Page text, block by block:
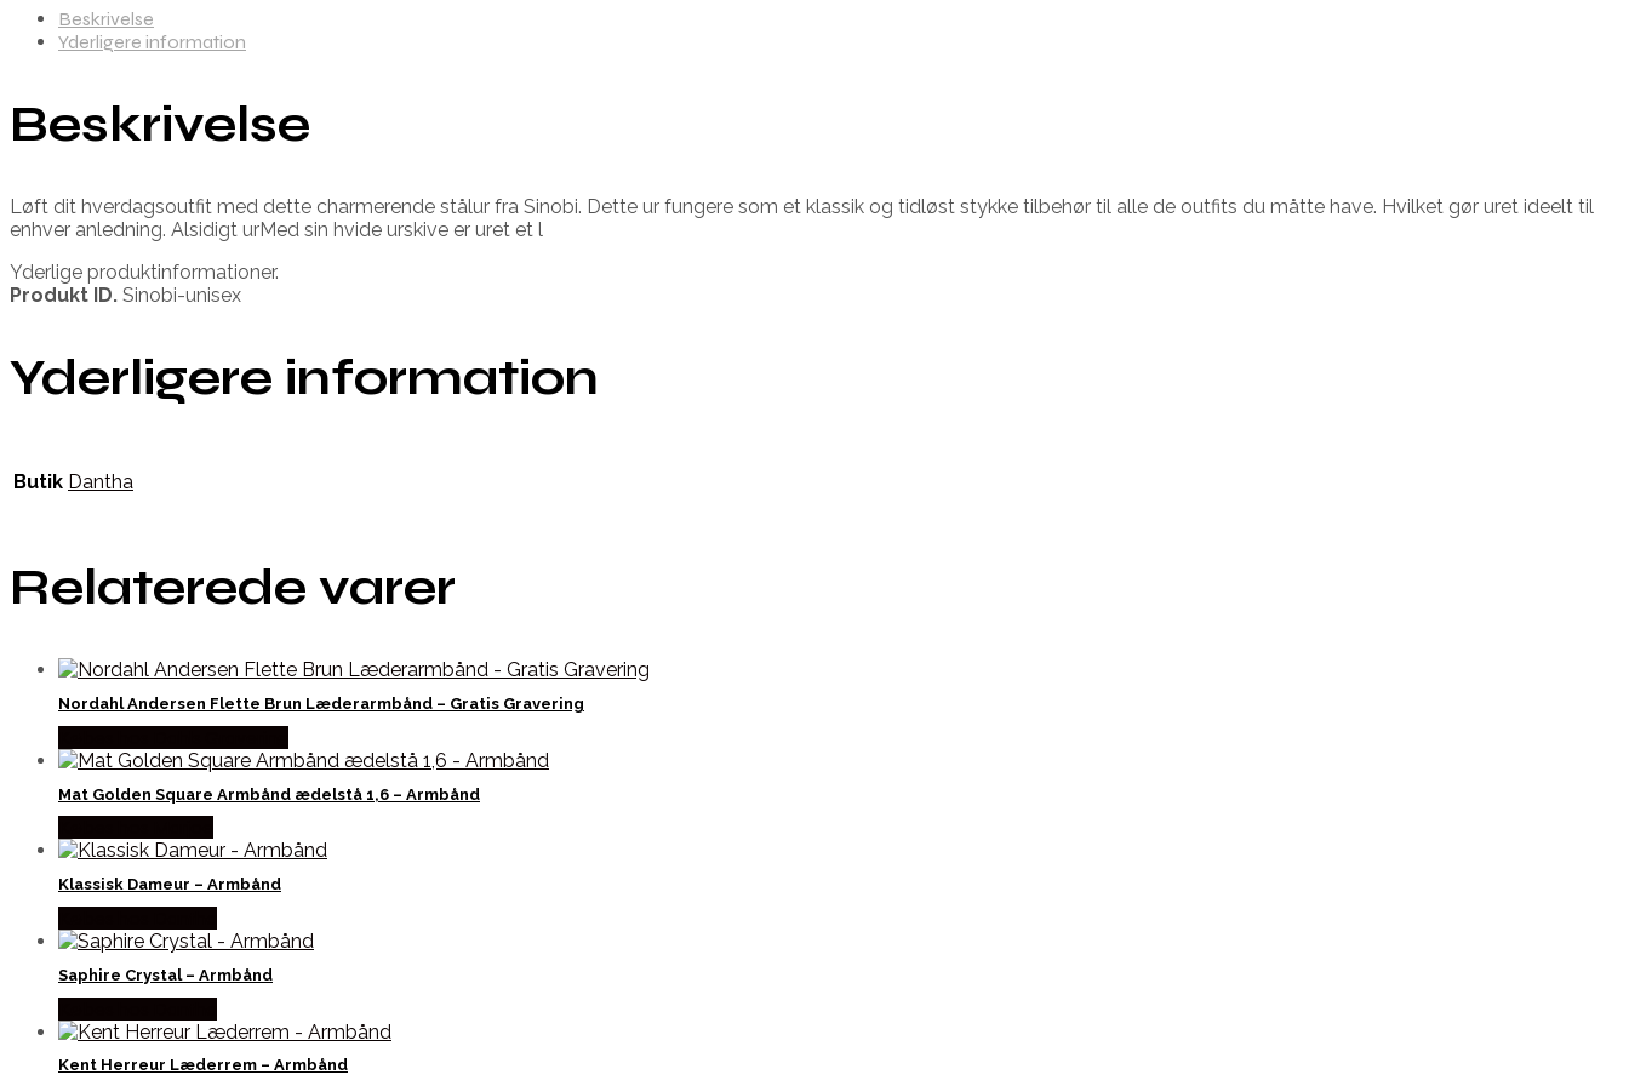
Beskrivelse
Yderligere information
Beskrivelse
Løft dit hverdagsoutfit med dette charmerende stålur fra Sinobi. Dette ur fungere som et klassik og tidløst stykke tilbehør til alle de outfits du måtte have. Hvilket gør uret ideelt til
enhver anledning. Alsidigt urMed sin hvide urskive er uret et l
Yderlige produktinformationer.
Produkt ID. Sinobi-unisex
Yderligere information
Butik Dantha
Relaterede varer
Nordahl Andersen Flette Brun Læderarmbånd – Gratis Gravering
Mat Golden Square Armbånd ædelstå 1,6 – Armbånd
Klassisk Dameur – Armbånd
Saphire Crystal – Armbånd
Kent Herreur Læderrem – Armbånd